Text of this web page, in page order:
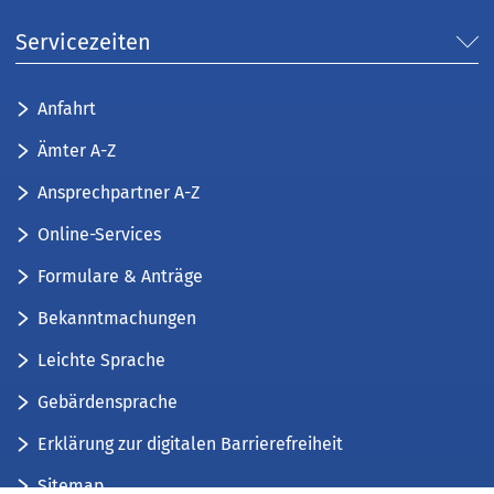
Servicezeiten
Anfahrt
Ämter A-Z
Ansprechpartner A-Z
Online-Services
Formulare & Anträge
Bekanntmachungen
Leichte Sprache
Gebärdensprache
Erklärung zur digitalen Barrierefreiheit
Sitemap